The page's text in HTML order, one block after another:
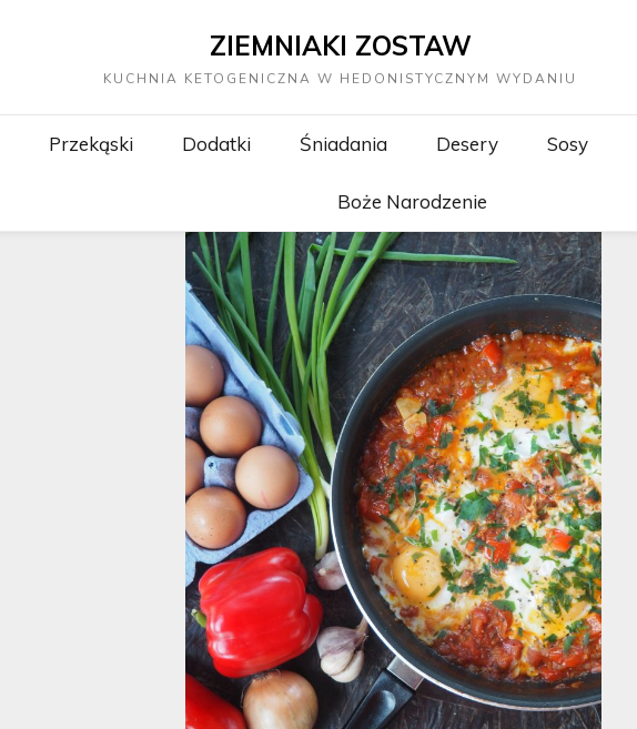
ZIEMNIAKI ZOSTAW
KUCHNIA KETOGENICZNA W HEDONISTYCZNYM WYDANIU
Przekąski Dodatki Śniadania Desery Sosy
Boże Narodzenie